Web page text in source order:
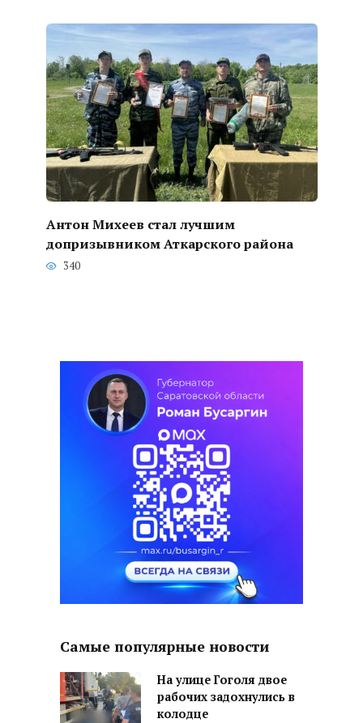
Антон Михеев стал лучшим
допризывником Аткарского района
340
Самые популярные новости
На улице Гоголя двое
рабочих задохнулись в
колодце